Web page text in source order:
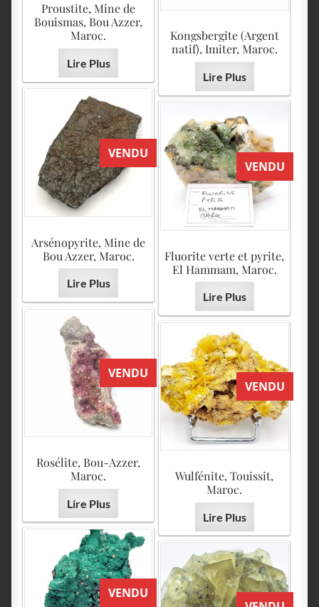
Proustite, Mine de
Bouismas, Bou Azzer,
Maroc.
Lire Plus
Kongsbergite (Argent
natif), Imiter, Maroc.
Lire Plus
VENDU
Arsénopyrite, Mine de
Bou Azzer, Maroc.
Lire Plus
VENDU
Fluorite verte et pyrite,
El Hammam, Maroc.
Lire Plus
VENDU
Rosélite, Bou-Azzer,
Maroc.
Lire Plus
VENDU
Wulfénite, Touissit,
Maroc.
Lire Plus
VENDU